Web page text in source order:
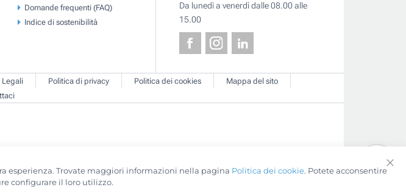
Domande frequenti (FAQ)
Indice di sostenibilità
Da lunedì a venerdì dalle 08.00 alle
15.00
Legali Politica di privacy Politica dei cookies
Mappa del sito
esperienza. Trovate maggiori informazioni nella pagina Politica dei cookie. Potete acconsentire
configurare il loro utilizzo.